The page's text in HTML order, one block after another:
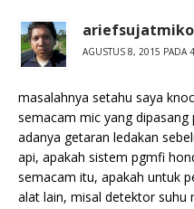
ariefsujatmiko
AGUSTUS 8, 2015 PADA
masalahnya setahu saya
semacam mic yang
adanya getaran ledakan
api, apakah sistem pgmfi
semacam itu, apakah untuk
alat lain, misal detektor suhu